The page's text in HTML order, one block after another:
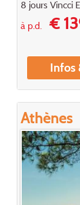
8 jours Vincci
à p.d.€
Infos
Athènes